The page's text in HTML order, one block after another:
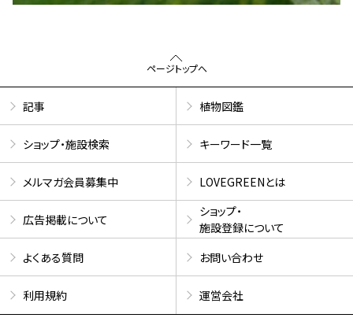
ページトップへ
記事 植物図鑑
ショップ・施設検索 キーワード一覧
メルマガ会員募集中 LOVEGREENとは
広告掲載について
ショップ・
施設登録について
よくある質問
お問い合わせ
利用規約 運営会社